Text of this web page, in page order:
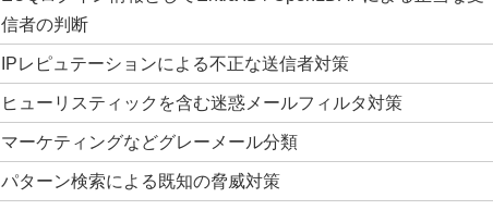
信者の判断
IPレピュテーションによる不正な送信者対策
ヒューリスティックを含む迷惑メールフィルタ対策
マーケティングなどグレーメール分類
パターン検索による既知の脅威対策